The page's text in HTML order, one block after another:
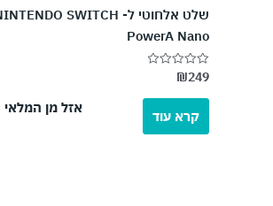
אזל מן המלאי
PowerA Nano
דורג
מתוך
₪249
קרא עוד